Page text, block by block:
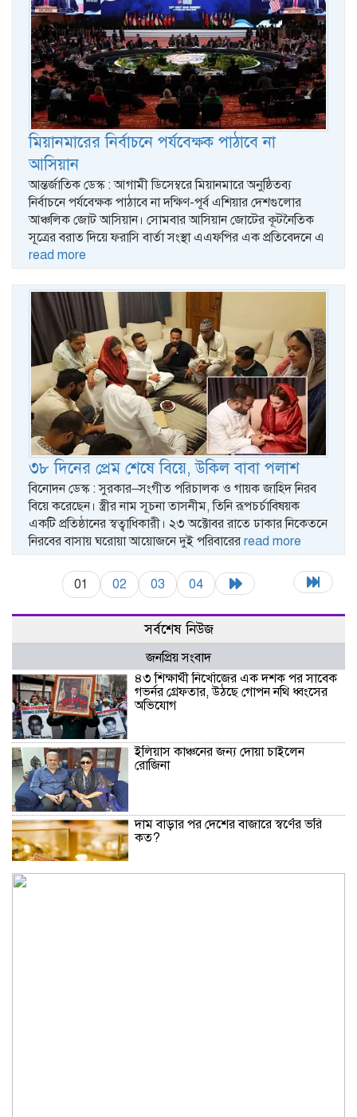
মিয়ানমারের নির্বাচনে পর্যবেক্ষক পাঠাবে না
আসিয়ান
আন্তর্জাতিক ডেস্ক : আগামী ডিসেম্বরে মিয়ানমারে অনুষ্ঠিতব্য
নির্বাচনে পর্যবেক্ষক পাঠাবে না দক্ষিণ-পূর্ব এশিয়ার দেশগুলোর
আঞ্চলিক জোট আসিয়ান। সোমবার আসিয়ান জোটের কূটনৈতিক
সূত্রের বরাত দিয়ে ফরাসি বার্তা সংস্থা এএফপির এক প্রতিবেদনে এ
read more
৩৮ দিনের প্রেম শেষে বিয়ে, উকিল বাবা পলাশ
বিনোদন ডেস্ক : সুরকার–সংগীত পরিচালক ও গায়ক জাহিদ নিরব
বিয়ে করেছেন। স্ত্রীর নাম সূচনা তাসনীম, তিনি রূপচর্চাবিষয়ক
একটি প্রতিষ্ঠানের স্বত্বাধিকারী। ২৩ অক্টোবর রাতে ঢাকার নিকেতনে
নিরবের বাসায় ঘরোয়া আয়োজনে দুই পরিবারের read more
01 02 03 04
সর্বশেষ নিউজ
জনপ্রিয় সংবাদ
৪৩ শিক্ষার্থী নিখোঁজের এক দশক পর সাবেক
গভর্নর গ্রেফতার, উঠছে গোপন নথি ধ্বংসের
অভিযোগ
ইলিয়াস কাঞ্চনের জন্য দোয়া চাইলেন
রোজিনা
দাম বাড়ার পর দেশের বাজারে স্বর্ণের ভরি
কত?